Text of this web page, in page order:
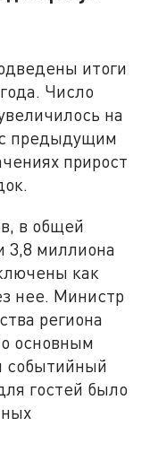
итоги
Число
на
предыдущим
прирост
в общей
3,8 миллиона
как
нее. Министр
региона
основным
событийный
гостей было